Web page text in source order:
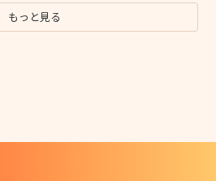
もっと見る